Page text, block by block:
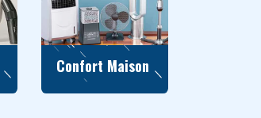
Confort Maison